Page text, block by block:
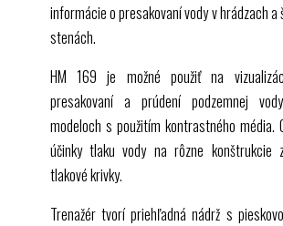
informácie o presakovaní vody v hrádzach
stenách.
HM 169 je možné použiť na
presakovaní a prúdení podzemnej
modeloch s použitím kontrastného média.
účinky tlaku vody na rôzne konštrukcie
tlakové krivky.
Trenažér tvorí priehľadná nádrž s